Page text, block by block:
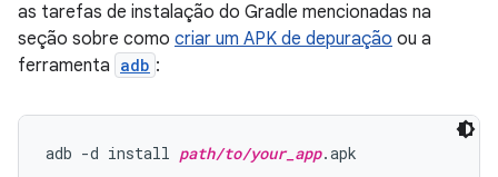
as tarefas de instalação do Gradle mencionadas na
seção sobre como criar um APK de depuração ou a
ferramenta adb :
adb -d install path/to/your_app